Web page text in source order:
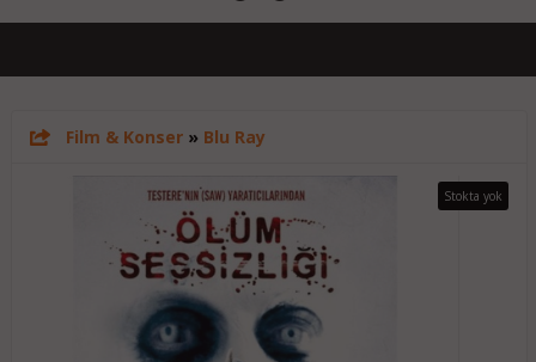
Film & Konser» Blu Ray
Stokta yok